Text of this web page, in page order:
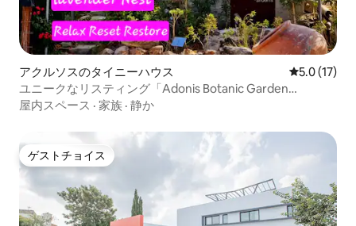
アクルソスのタイニーハウス レビュー17
5.0 (17)
ユニークなリスティング「Adonis Botanic Garden
Lavender Nest」
屋内スペース · 家族 · 静か
ゲストチョイス
ゲストチョイス